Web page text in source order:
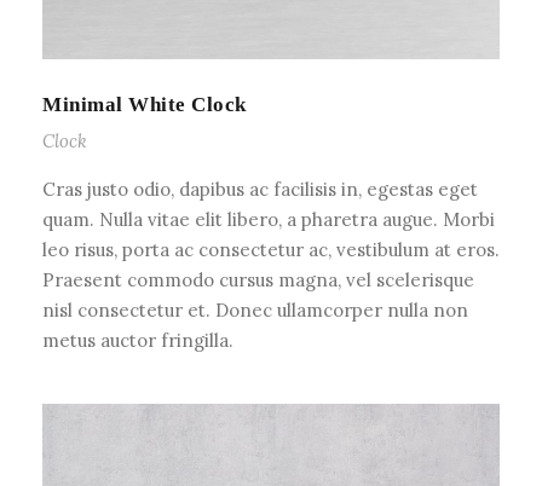
Minimal White Clock
Clock
Cras justo odio, dapibus ac facilisis in, egestas eget
quam. Nulla vitae elit libero, a pharetra augue. Morbi
leo risus, porta ac consectetur ac, vestibulum at eros.
Praesent commodo cursus magna, vel scelerisque
nisl consectetur et. Donec ullamcorper nulla non
metus auctor fringilla.